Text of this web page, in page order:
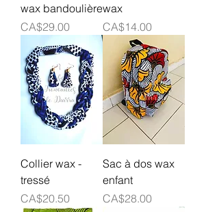
wax bandoulière
Prix
CA$29.00
wax
Prix
CA$14.00
Collier wax -
tressé
Prix
CA$20.50
Sac à dos wax
enfant
Prix
CA$28.00